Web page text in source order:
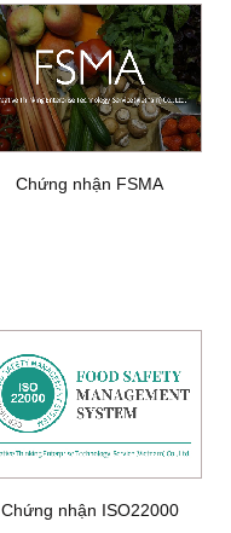
Chứng nhận FSMA
Chứng nhận ISO22000